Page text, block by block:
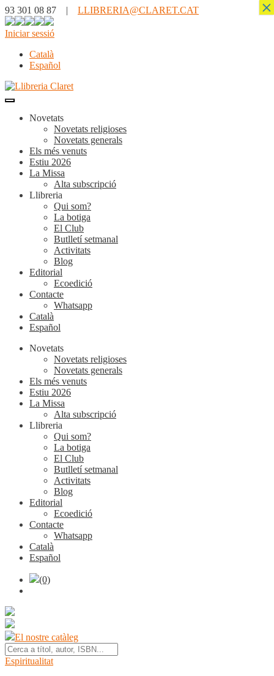
93 301 08 87 | LLIBRERIA@CLARET.CAT
Iniciar sessió
Català
Español
Novetats
Novetats religioses
Novetats generals
Els més venuts
Estiu 2026
La Missa
Alta subscripció
Llibreria
Qui som?
La botiga
El Club
Butlletí setmanal
Activitats
Blog
Editorial
Ecoedició
Contacte
Whatsapp
Català
Español
Novetats
Novetats religioses
Novetats generals
Els més venuts
Estiu 2026
La Missa
Alta subscripció
Llibreria
Qui som?
La botiga
El Club
Butlletí setmanal
Activitats
Blog
Editorial
Ecoedició
Contacte
Whatsapp
Català
Español
(0)
El nostre catàleg
Espiritualitat
×